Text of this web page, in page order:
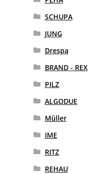
SCHUPA
JUNG
Drespa
BRAND - REX
PILZ
ALGODUE
Müller
IME
RITZ
REHAU